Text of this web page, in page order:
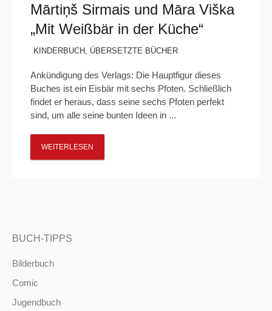
Mārtiņš Sirmais und Māra Viška
„Mit Weißbär in der Küche“
KINDERBUCH , ÜBERSETZTE BÜCHER
Ankündigung des Verlags: Die Hauptfigur dieses
Buches ist ein Eisbär mit sechs Pfoten. Schließlich
findet er heraus, dass seine sechs Pfoten perfekt
sind, um alle seine bunten Ideen in ...
WEITERLESEN
BUCH-TIPPS
Bilderbuch
Comic
Jugendbuch